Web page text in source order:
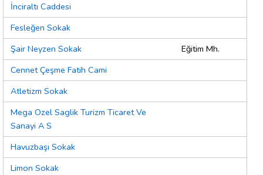
İnciraltı Caddesi
Fesleğen Sokak
Şair Neyzen Sokak
Eğitim Mh.
Cennet Çeşme Fatih Cami
Atletizm Sokak
Mega Ozel Saglik Turizm Ticaret Ve
Sanayi A S
Havuzbaşı Sokak
Limon Sokak